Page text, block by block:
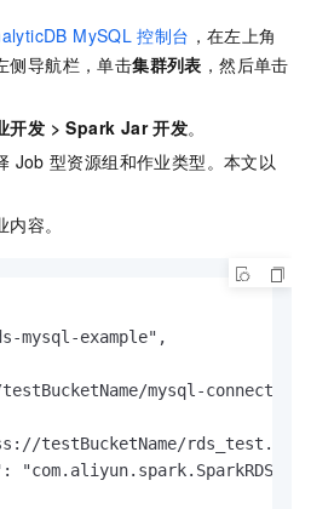
MySQL 控制台 ，在左上角
侧导航栏，单击集群列表 ，然后单击
开发 >Spark Jar 开发。
Job 型资源组和作业类型。本文以
容。
mysql-example",
mysql-connector-
testBucketName/
"com.aliyun.spark.SparkRDS",